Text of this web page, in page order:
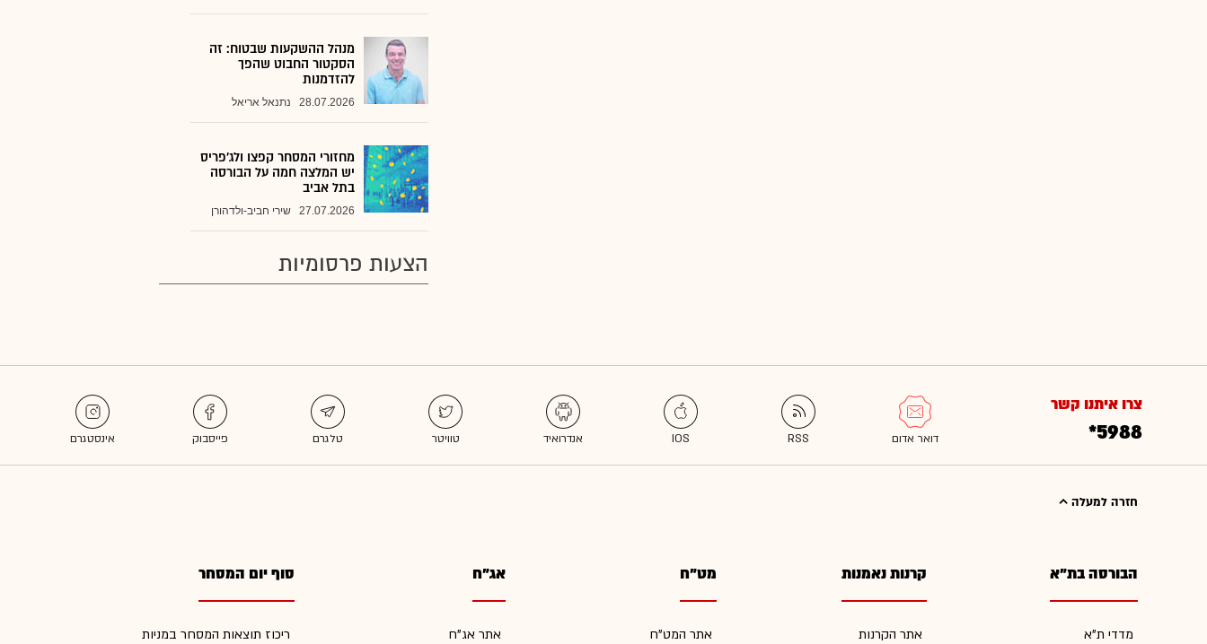
מנהל ההשקעות שבטוח: זה
הסקטור החבוט שהפך
להזדמנות
28.07.2026 נתנאל אריאל
מחזורי המסחר קפצו ולג'פריס
יש המלצה חמה על הבורסה
בתל אביב
27.07.2026 שירי חביב-ולדהורן
הצעות פרסומיות
צרו איתנו קשר
*5988
חזרה למעלה
הבורסה בת"א
מדדי ת"א
קרנות נאמנות
אתר הקרנות
מט"ח
אתר המט"ח
אג"ח
אתר אג"ח
סוף יום המסחר
ריכוז תוצאות המסחר במניות